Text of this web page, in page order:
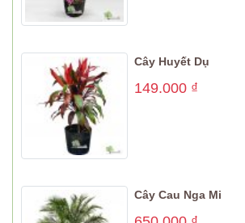
Cây Huyết Dụ
149.000 ₫
Cây Cau Nga Mi